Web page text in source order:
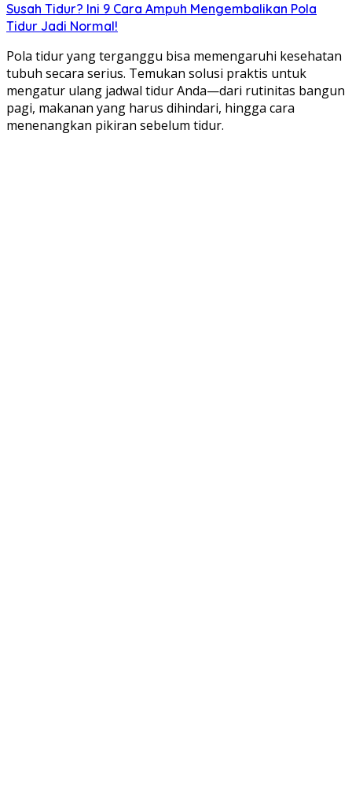
Susah Tidur? Ini 9 Cara Ampuh Mengembalikan Pola
Tidur Jadi Normal!
Pola tidur yang terganggu bisa memengaruhi kesehatan
tubuh secara serius. Temukan solusi praktis untuk
mengatur ulang jadwal tidur Anda—dari rutinitas bangun
pagi, makanan yang harus dihindari, hingga cara
menenangkan pikiran sebelum tidur.